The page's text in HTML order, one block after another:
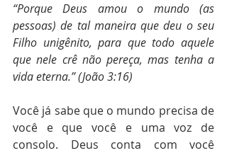
“Porque Deus amou o mundo (as
pessoas) de tal maneira que deu o seu
Filho unigênito, para que todo aquele
que nele crê não pereça, mas tenha a
vida eterna.” (João 3:16)
Você já sabe que o mundo precisa de
você e que você e uma voz de
consolo. Deus conta com você